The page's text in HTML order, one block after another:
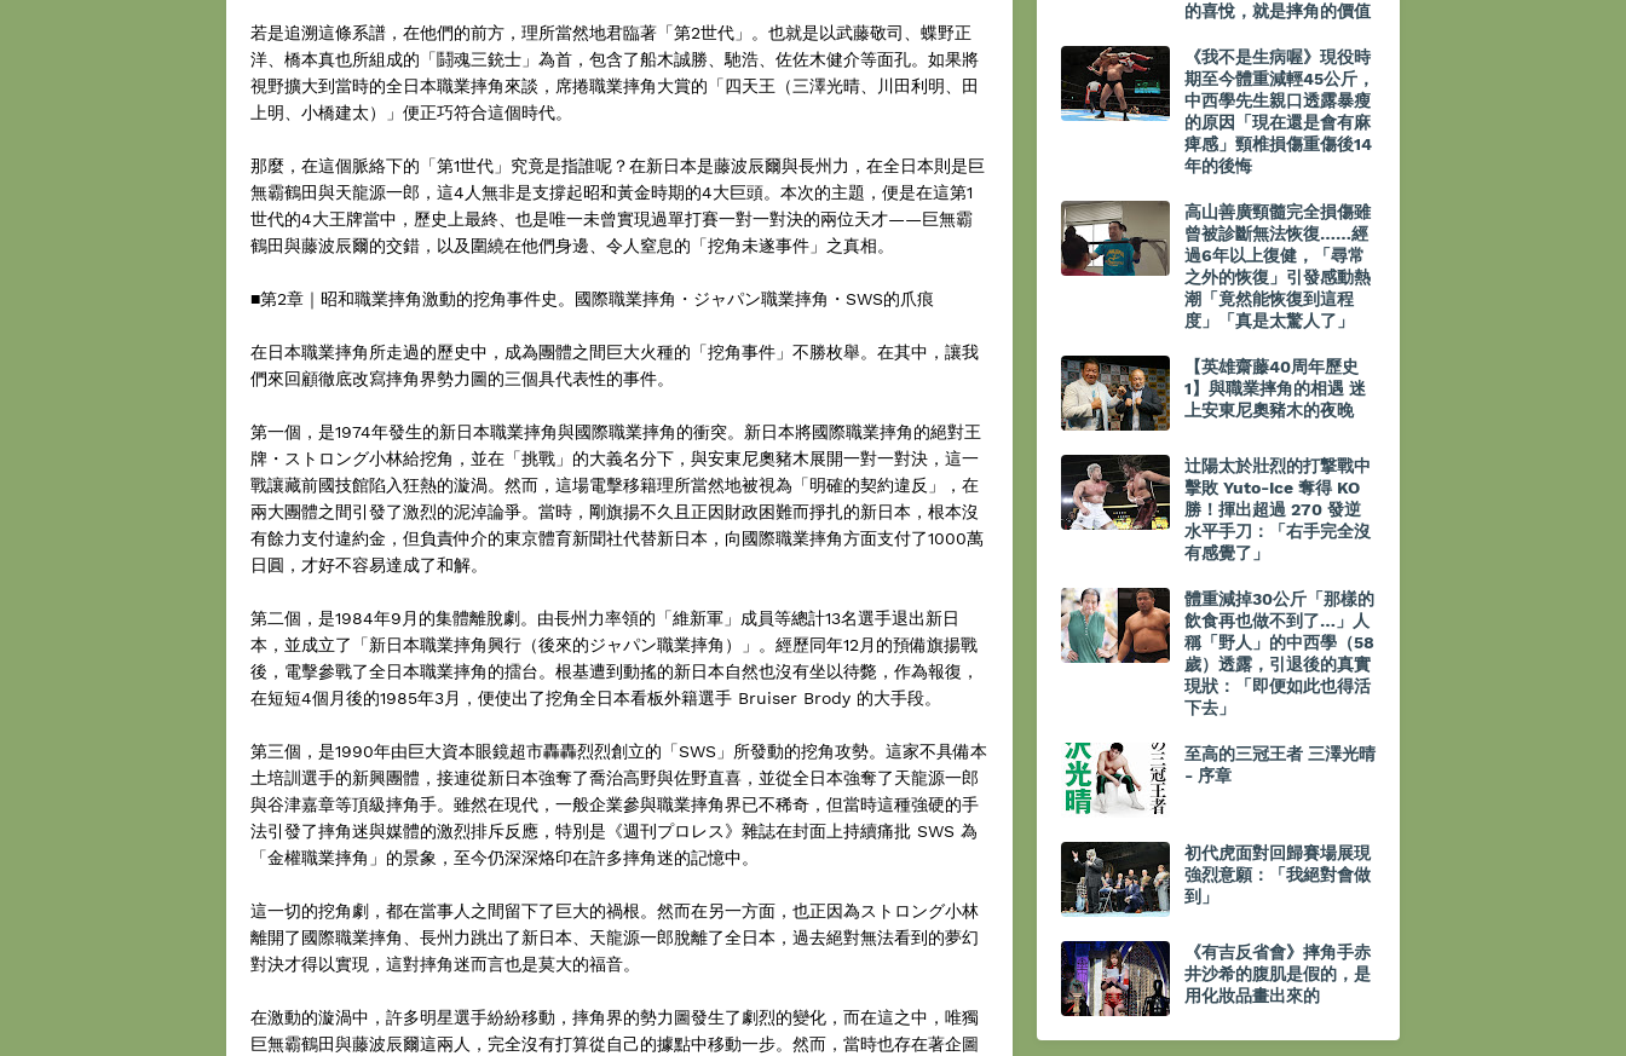
若是追溯這條系譜，在他們的前方，理所當然地君臨著「第2世代」。也就是以武藤敬司、蝶野正
洋、橋本真也所組成的「鬪魂三銃士」為首，包含了船木誠勝、馳浩、佐佐木健介等面孔。如果將
視野擴大到當時的全日本職業摔角來談，席捲職業摔角大賞的「四天王（三澤光晴、川田利明、田
上明、小橋建太）」便正巧符合這個時代。
那麼，在這個脈絡下的「第1世代」究竟是指誰呢？在新日本是藤波辰爾與長州力，在全日本則是巨
無霸鶴田與天龍源一郎，這4人無非是支撐起昭和黃金時期的4大巨頭。本次的主題，便是在這第1
世代的4大王牌當中，歷史上最終、也是唯一未曾實現過單打賽一對一對決的兩位天才——巨無霸
鶴田與藤波辰爾的交錯，以及圍繞在他們身邊、令人窒息的「挖角未遂事件」之真相。
■第2章｜昭和職業摔角激動的挖角事件史。國際職業摔角・ジャパン職業摔角・SWS的爪痕
在日本職業摔角所走過的歷史中，成為團體之間巨大火種的「挖角事件」不勝枚舉。在其中，讓我
們來回顧徹底改寫摔角界勢力圖的三個具代表性的事件。
第一個，是1974年發生的新日本職業摔角與國際職業摔角的衝突。新日本將國際職業摔角的絕對王
牌・ストロング小林給挖角，並在「挑戰」的大義名分下，與安東尼奧豬木展開一對一對決，這一
戰讓藏前國技館陷入狂熱的漩渦。然而，這場電擊移籍理所當然地被視為「明確的契約違反」，在
兩大團體之間引發了激烈的泥淖論爭。當時，剛旗揚不久且正因財政困難而掙扎的新日本，根本沒
有餘力支付違約金，但負責仲介的東京體育新聞社代替新日本，向國際職業摔角方面支付了1000萬
日圓，才好不容易達成了和解。
第二個，是1984年9月的集體離脫劇。由長州力率領的「維新軍」成員等總計13名選手退出新日
本，並成立了「新日本職業摔角興行（後來的ジャパン職業摔角）」。經歷同年12月的預備旗揚戰
後，電擊參戰了全日本職業摔角的擂台。根基遭到動搖的新日本自然也沒有坐以待斃，作為報復，
在短短4個月後的1985年3月，便使出了挖角全日本看板外籍選手 Bruiser Brody 的大手段。
第三個，是1990年由巨大資本眼鏡超市轟轟烈烈創立的「SWS」所發動的挖角攻勢。這家不具備本
土培訓選手的新興團體，接連從新日本強奪了喬治高野與佐野直喜，並從全日本強奪了天龍源一郎
與谷津嘉章等頂級摔角手。雖然在現代，一般企業參與職業摔角界已不稀奇，但當時這種強硬的手
法引發了摔角迷與媒體的激烈排斥反應，特別是《週刊プロレス》雜誌在封面上持續痛批 SWS 為
「金權職業摔角」的景象，至今仍深深烙印在許多摔角迷的記憶中。
這一切的挖角劇，都在當事人之間留下了巨大的禍根。然而在另一方面，也正因為ストロング小林
離開了國際職業摔角、長州力跳出了新日本、天龍源一郎脫離了全日本，過去絕對無法看到的夢幻
對決才得以實現，這對摔角迷而言也是莫大的福音。
在激動的漩渦中，許多明星選手紛紛移動，摔角界的勢力圖發生了劇烈的變化，而在這之中，唯獨
巨無霸鶴田與藤波辰爾這兩人，完全沒有打算從自己的據點中移動一步。然而，當時也存在著企圖
的喜悅，就是摔角的價值
《我不是生病喔》現役時
期至今體重減輕45公斤，
中西學先生親口透露暴瘦
的原因「現在還是會有麻
痺感」頸椎損傷重傷後14
年的後悔
高山善廣頸髓完全損傷雖
曾被診斷無法恢復……經
過6年以上復健，「尋常
之外的恢復」引發感動熱
潮「竟然能恢復到這程
度」「真是太驚人了」
【英雄齋藤40周年歷史
1】與職業摔角的相遇 迷
上安東尼奧豬木的夜晚
辻陽太於壯烈的打撃戰中
擊敗 Yuto-Ice 奪得 KO
勝！揮出超過 270 發逆
水平手刀：「右手完全沒
有感覺了」
體重減掉30公斤「那樣的
飲食再也做不到了…」人
稱「野人」的中西學（58
歲）透露，引退後的真實
現狀：「即便如此也得活
下去」
至高的三冠王者 三澤光晴
- 序章
初代虎面對回歸賽場展現
強烈意願：「我絕對會做
到」
《有吉反省會》摔角手赤
井沙希的腹肌是假的，是
用化妝品畫出來的